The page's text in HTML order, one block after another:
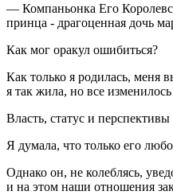
— Компаньонка Его
принца - драгоценная дочь
Как мог оракул ошибиться?
Как только я родилась, меня
я так жила, но все
Власть, статус и
Я думала, что только его
Однако он, не колеблясь,
и на этом наши отношения